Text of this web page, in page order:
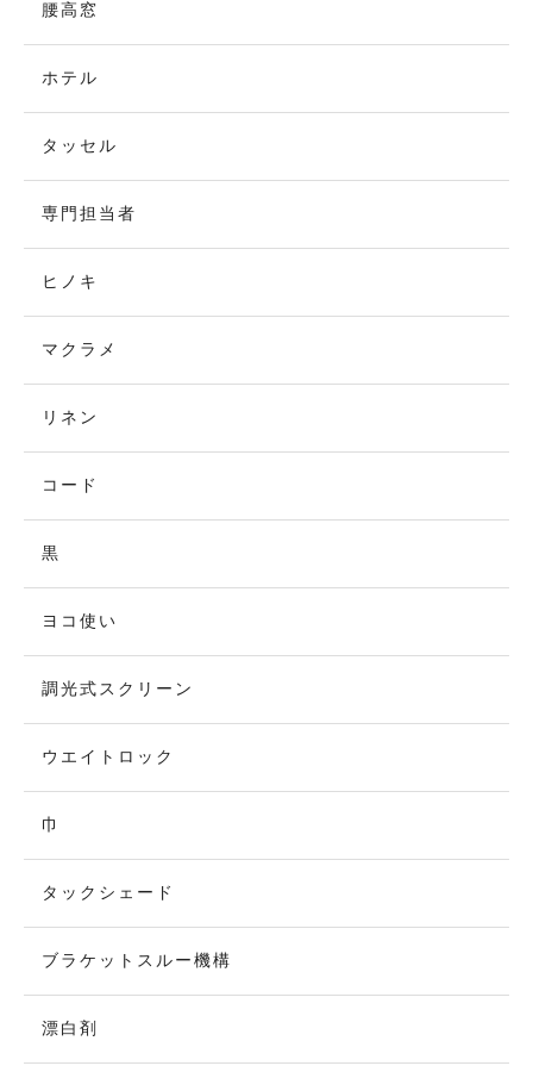
腰高窓
ホテル
タッセル
専門担当者
ヒノキ
マクラメ
リネン
コード
黒
ヨコ使い
調光式スクリーン
ウエイトロック
巾
タックシェード
ブラケットスルー機構
漂白剤